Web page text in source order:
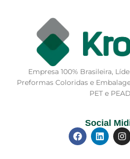
Empresa 100% Brasileira,
Preformas Coloridas e
PET e
Social